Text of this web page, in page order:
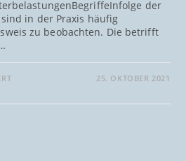
der
in der Praxis häufig
zu beobachten. Die betrifft
25. OKTOBER 2021